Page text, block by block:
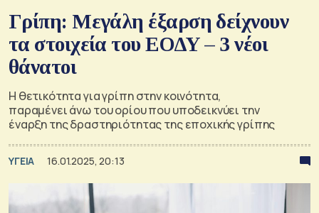
Γρίπη: Μεγάλη έξαρση δείχνουν
τα στοιχεία του ΕΟΔΥ – 3 νέοι
θάνατοι
Η θετικότητα για γρίπη στην κοινότητα,
παραμένει άνω του ορίου που υποδεικνύει την
έναρξη της δραστηριότητας της εποχικής γρίπης
ΥΓΕΙΑ 16.01.2025, 20:13